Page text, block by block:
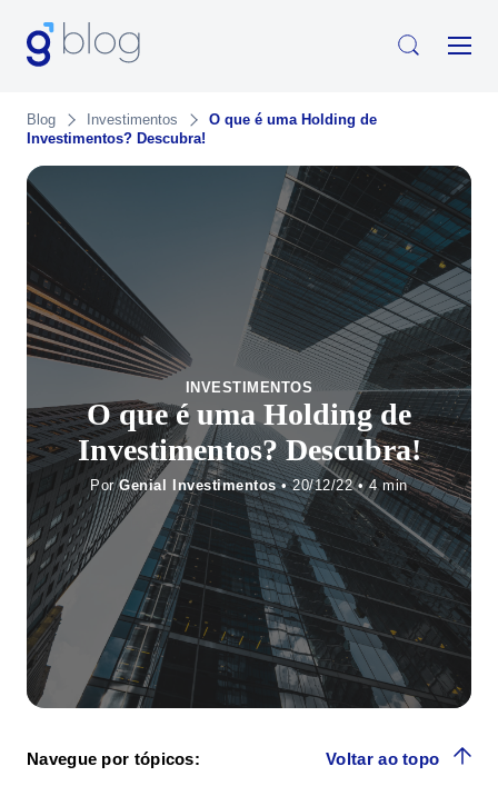
Blog Investimentos
O que é uma Holding de
Investimentos? Descubra!
INVESTIMENTOS
O que é uma Holding de
Investimentos? Descubra!
PorGenial Investimentos• 20/12/22 •
Navegue por tópicos: Voltar ao topo